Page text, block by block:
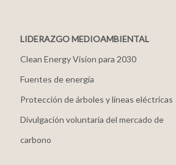
LIDERAZGO MEDIOAMBIENTAL
Clean Energy Vision para 2030
Fuentes de energía
Protección de árboles y líneas eléctricas
Divulgación voluntaria del mercado de
carbono